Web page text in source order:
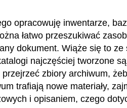
opracowuję inwentarze,
łatwo przeszukiwać
dokument. Wiąże się to
najczęściej tworzone
zbiory archiwum,
trafiają nowe materiały,
i opisaniem, czego